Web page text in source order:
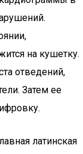
на кушетку.
отведений,
Затем ее
латинская